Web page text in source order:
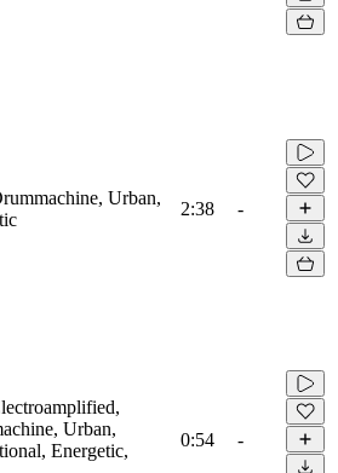
Urban,
2:38 -
Urban,
Energetic,
0:54 -